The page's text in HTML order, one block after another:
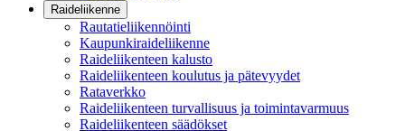
Raideliikenne
Rautatieliikennöinti
Kaupunkiraideliikenne
Raideliikenteen kalusto
Raideliikenteen koulutus ja pätevyydet
Rataverkko
Raideliikenteen turvallisuus ja toimintavarmuus
Raideliikenteen säädökset